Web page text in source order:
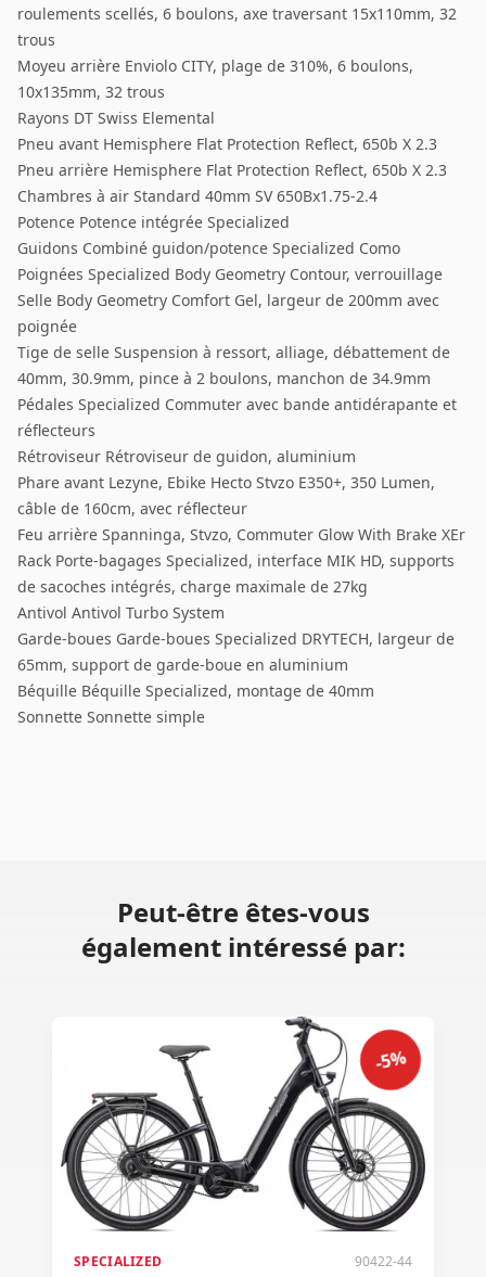
roulements scellés, 6 boulons, axe traversant 15x110mm, 32
trous
Moyeu arrière Enviolo CITY, plage de 310%, 6 boulons,
10x135mm, 32 trous
Rayons DT Swiss Elemental
Pneu avant Hemisphere Flat Protection Reflect, 650b X 2.3
Pneu arrière Hemisphere Flat Protection Reflect, 650b X 2.3
Chambres à air Standard 40mm SV 650Bx1.75-2.4
Potence Potence intégrée Specialized
Guidons Combiné guidon/potence Specialized Como
Poignées Specialized Body Geometry Contour, verrouillage
Selle Body Geometry Comfort Gel, largeur de 200mm avec
poignée
Tige de selle Suspension à ressort, alliage, débattement de
40mm, 30.9mm, pince à 2 boulons, manchon de 34.9mm
Pédales Specialized Commuter avec bande antidérapante et
réflecteurs
Rétroviseur Rétroviseur de guidon, aluminium
Phare avant Lezyne, Ebike Hecto Stvzo E350+, 350 Lumen,
câble de 160cm, avec réflecteur
Feu arrière Spanninga, Stvzo, Commuter Glow With Brake XEr
Rack Porte-bagages Specialized, interface MIK HD, supports
de sacoches intégrés, charge maximale de 27kg
Antivol Antivol Turbo System
Garde-boues Garde-boues Specialized DRYTECH, largeur de
65mm, support de garde-boue en aluminium
Béquille Béquille Specialized, montage de 40mm
Sonnette Sonnette simple
Peut-être êtes-vous
également intéressé par:
-5%
SPECIALIZED 90422-44